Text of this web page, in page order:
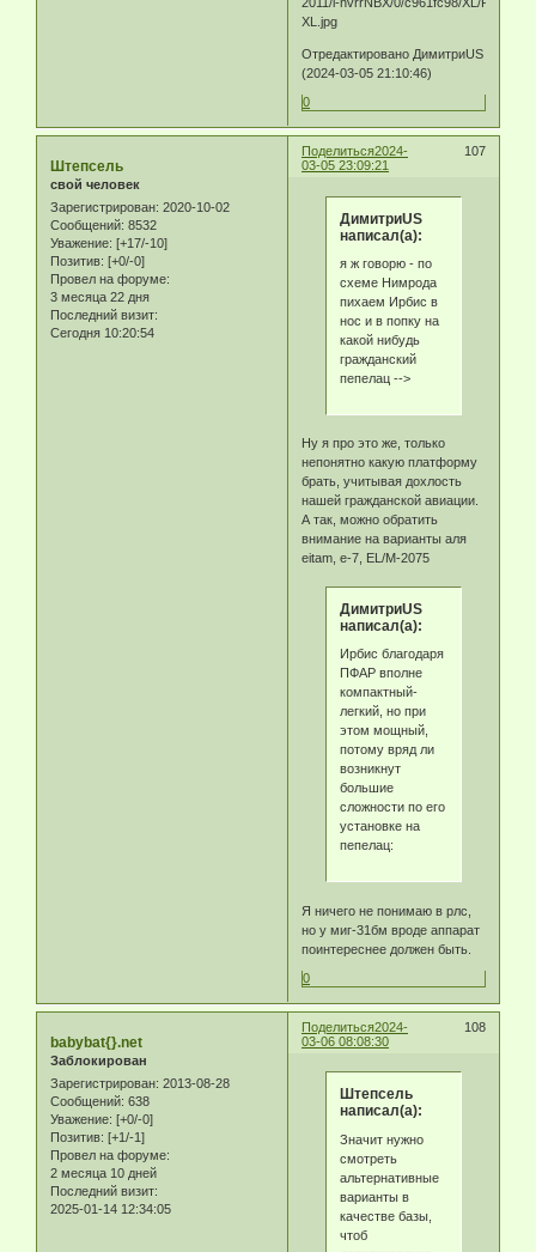
Отредактировано ДимитриUS
(2024-03-05 21:10:46)
0
Поделиться 107
2024-
03-05 23:09:21
Штепсель
свой человек
Зарегистрирован: 2020-10-02
Сообщений: 8532
Уважение: [+17/-10]
Позитив: [+0/-0]
Провел на форуме:
3 месяца 22 дня
Последний визит:
Сегодня 10:20:54
ДимитриUS
написал(а):
я ж говорю - по
схеме Нимрода
пихаем Ирбис в
нос и в попку на
какой нибудь
гражданский
пепелац -->
Ну я про это же, только
непонятно какую платформу
брать, учитывая дохлость
нашей гражданской авиации.
А так, можно обратить
внимание на варианты аля
eitam, e-7, EL/M-2075
ДимитриUS
написал(а):
Ирбис благодаря
ПФАР вполне
компактный-
легкий, но при
этом мощный,
потому вряд ли
возникнут
большие
сложности по его
установке на
пепелац:
Я ничего не понимаю в рлс,
но у миг-31бм вроде аппарат
поинтереснее должен быть.
0
Поделиться 108
2024-
03-06 08:08:30
babybat{}.net
Заблокирован
Зарегистрирован: 2013-08-28
Сообщений: 638
Уважение: [+0/-0]
Позитив: [+1/-1]
Провел на форуме:
2 месяца 10 дней
Последний визит:
2025-01-14 12:34:05
Штепсель
написал(а):
Значит нужно
смотреть
альтернативные
варианты в
качестве базы,
чтоб